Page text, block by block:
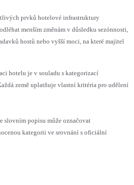
prvků hotelové infrastruktury
menším změnám v důsledku sezónnosti,
hostů nebo vyšší moci, na které majitel
hotelu je v souladu s kategorizací
země uplatňuje vlastní kritéria pro udělení
slovním popisu může označovat
kategorii ve srovnání s oficiální